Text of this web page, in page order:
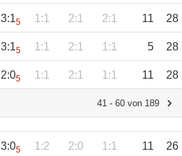
3:15 1:1 2:1 2:1 11 28
3:15 1:1 2:1 1:1 5 28
2:05 1:1 2:1 1:1 11 28
41 - 60 von 189
3:05 1:2 2:0 1:1 11 26